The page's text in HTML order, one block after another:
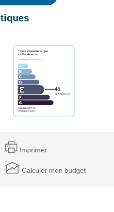
Imprimer
Calculer mon budget